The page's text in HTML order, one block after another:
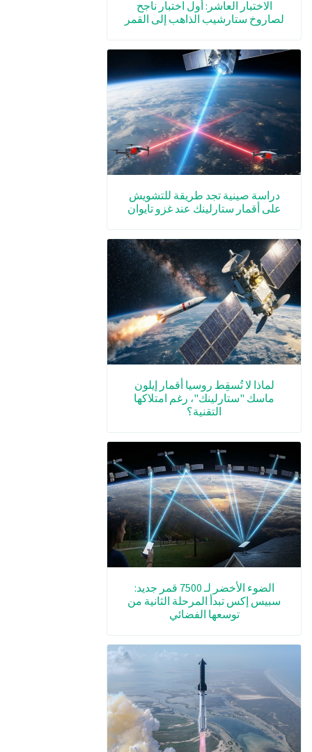
الاختبار العاشر: أول اختبار ناجح
لصاروخ ستارشيب الذاهب إلى القمر
دراسة صينية تجد طريقة للتشويش
على أقمار ستارلينك عند غزو تايوان
لماذا لا تُسقِط روسيا أقمار إيلون
ماسك "ستارلينك"، رغم امتلاكها
التقنية؟
الضوء الأخضر لـ 7500 قمر جديد:
سبيس إكس تبدأ المرحلة الثانية من
توسعها الفضائي